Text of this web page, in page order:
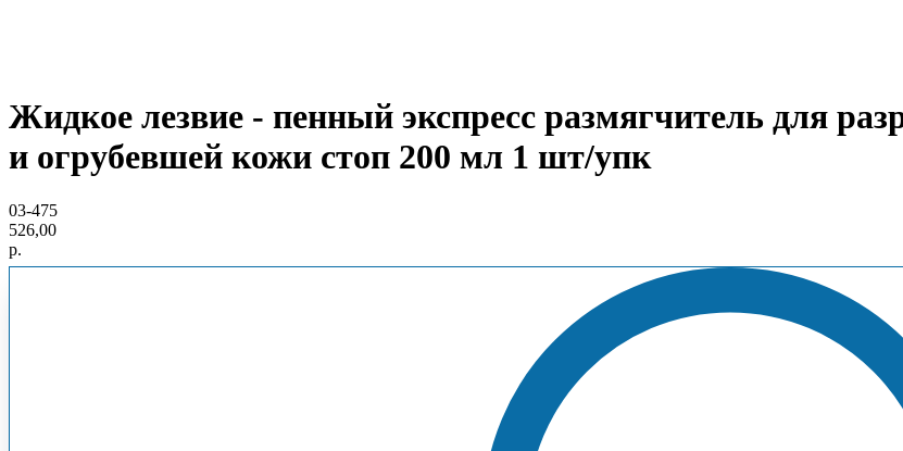
Жидкое лезвие - пенный экспресс размягчитель для
и огрубевшей кожи стоп 200 мл 1 шт/упк
03-475
526,00
р.